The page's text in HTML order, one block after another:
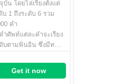
บัน โดยไล่เรียงตั้งแต่
บ 1 ถึงระดับ 6 รวม
คำ
ำศัพท์แต่ละคำจะเรียง
บตามพินอิน ซึ่งมีท…
Get it now